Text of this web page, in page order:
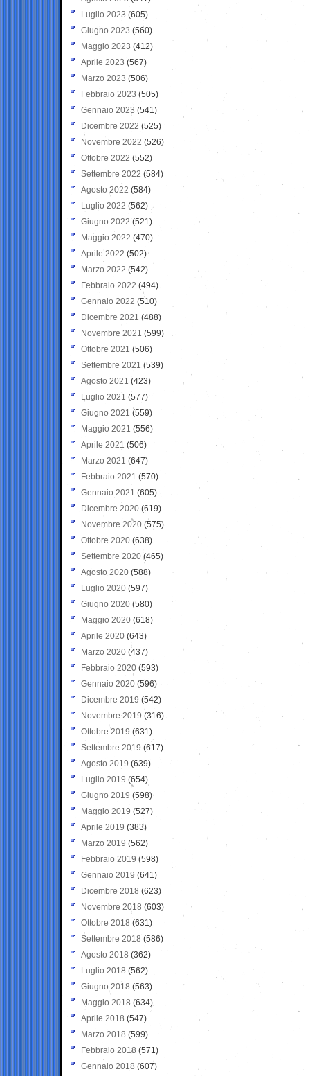
Luglio 2023 (605)
Giugno 2023 (560)
Maggio 2023 (412)
Aprile 2023 (567)
Marzo 2023 (506)
Febbraio 2023 (505)
Gennaio 2023 (541)
Dicembre 2022 (525)
Novembre 2022 (526)
Ottobre 2022 (552)
Settembre 2022 (584)
Agosto 2022 (584)
Luglio 2022 (562)
Giugno 2022 (521)
Maggio 2022 (470)
Aprile 2022 (502)
Marzo 2022 (542)
Febbraio 2022 (494)
Gennaio 2022 (510)
Dicembre 2021 (488)
Novembre 2021 (599)
Ottobre 2021 (506)
Settembre 2021 (539)
Agosto 2021 (423)
Luglio 2021 (577)
Giugno 2021(559)
Maggio 2021 (556)
Aprile 2021 (506)
Marzo 2021 (647)
Febbraio 2021 (570)
Gennaio 2021 (605)
Dicembre 2020 (619)
Novembre 2020 (575)
Ottobre 2020 (638)
Settembre 2020(465)
Agosto 2020 (588)
Luglio 2020 (597)
Giugno 2020 (580)
Maggio 2020 (618)
Aprile 2020 (643)
Marzo 2020 (437)
Febbraio 2020 (593)
Gennaio 2020 (596)
Dicembre 2019 (542)
Novembre 2019 (316)
Ottobre 2019 (631)
Settembre 2019 (617)
Agosto 2019 (639)
Luglio 2019 (654)
Giugno 2019 (598)
Maggio 2019 (527)
Aprile 2019 (383)
Marzo 2019 (562)
Febbraio 2019 (598)
Gennaio 2019 (641)
Dicembre 2018 (623)
Novembre 2018 (603)
Ottobre 2018 (631)
Settembre 2018 (586)
Agosto 2018 (362)
Luglio 2018 (562)
Giugno 2018 (563)
Maggio 2018 (634)
Aprile 2018 (547)
Marzo 2018 (599)
Febbraio 2018 (571)
Gennaio 2018 (607)